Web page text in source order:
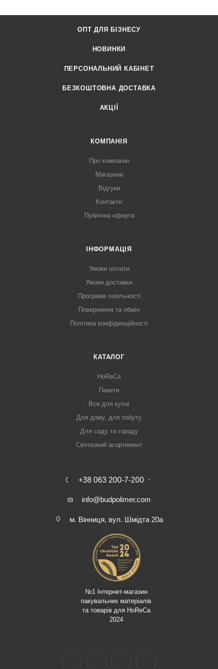
ОПТ ДЛЯ БІЗНЕСУ
НОВИНКИ
ПЕРСОНАЛЬНИЙ КАБІНЕТ
БЕЗКОШТОВНА ДОСТАВКА
АКЦІЇ
КОМПАНІЯ
Про компанію
Магазини
Відгуки
Контакти
Публічна оферта
ІНФОРМАЦІЯ
Умови оплати
Умови доставки
Програма лояльності
Повернення та обмін
Політика конфіденційності
КАТАЛОГ
HoReCa
Пакети
Все для кухні
Для дому, для побуту
Для саду та городу
Святковий асортимент
+38 063 200-7-200
info@budpolimer.com
м. Вінниця, вул. Шмідта 20а
№1 Інтернет-магазин
пакувальних матеріалів
та товарів для HoReCa
2024